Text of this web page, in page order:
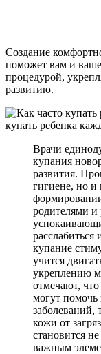
Создание
поможет вам и
процедурой,
развитию.
Врачи
купания
развития.
гигиене, но и
родителями и
расслабиться
купание
учится
укреплению
отмечают,
могут
заболеваний,
кожи от
становится
важным